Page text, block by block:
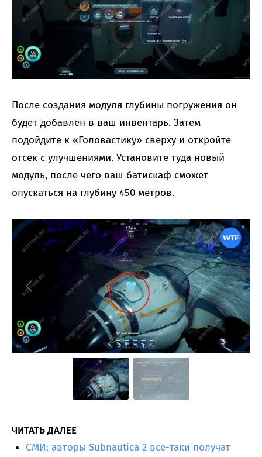
После создания модуля глубины погружения он
будет добавлен в ваш инвентарь. Затем
подойдите к «Головастику» сверху и откройте
отсек с улучшениями. Установите туда новый
модуль, после чего ваш батискаф сможет
опускаться на глубину 450 метров.
ЧИТАТЬ ДАЛЕЕ
СМИ: авторы Subnautica 2 все-таки получат